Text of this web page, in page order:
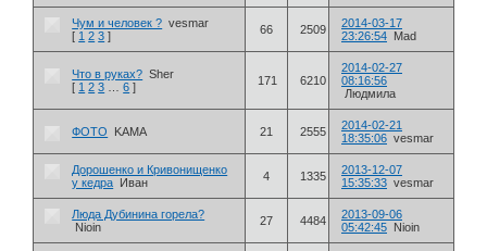
Чум и человек ? vesmar
[ 1 2 3 ] 66 2509
2014-03-17
23:26:54 Mad
Что в руках? Sher
[ 1 2 3 6 ] 171 6210
2014-02-27
08:16:56
Людмила
ФОТО KAMA 21 2555
2014-02-21
18:35:06 vesmar
Дорошенко и Кривонищенко
у кедра
Иван 4 1335
2013-12-07
15:35:33 vesmar
Люда Дубинина горела?
Nioin
27 4484
2013-09-06
05:42:45 Nioin